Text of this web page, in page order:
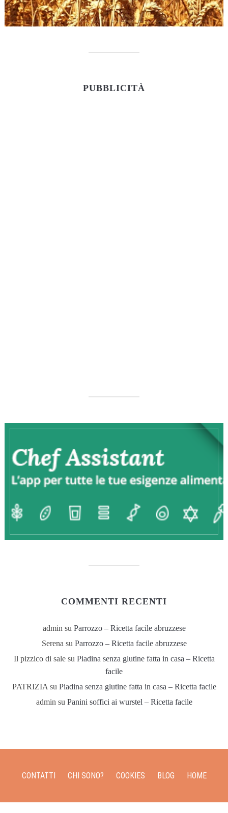
PUBBLICITÀ
COMMENTI RECENTI
admin su Parrozzo – Ricetta facile abruzzese
Serena su Parrozzo – Ricetta facile abruzzese
Il pizzico di salesu Piadina senza glutine fatta in casa – Ricetta
facile
PATRIZIA su Piadina senza glutine fatta in casa – Ricetta facile
admin su Panini soffici ai wurstel – Ricetta facile
CONTATTI CHI SONO? COOKIES BLOG HOME